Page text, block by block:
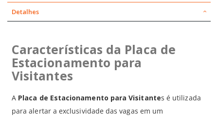
Detalhes
Características da Placa de
Estacionamento para
Visitantes
A Placa de Estacionamento para Visitantes é utilizada
para alertar a exclusividade das vagas em um